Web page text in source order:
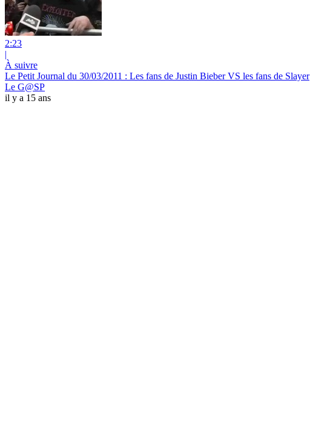
2:23
|
À suivre
Le Petit Journal du 30/03/2011 : Les fans de Justin Bieber VS les fans de Slayer
Le G@SP
il y a 15 ans